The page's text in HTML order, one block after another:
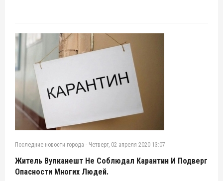
Последние новости города - Четверг, 02 апреля 2020 13:07
Житель Вулканешт Не Соблюдал Карантин И Подверг
Опасности Многих Людей.